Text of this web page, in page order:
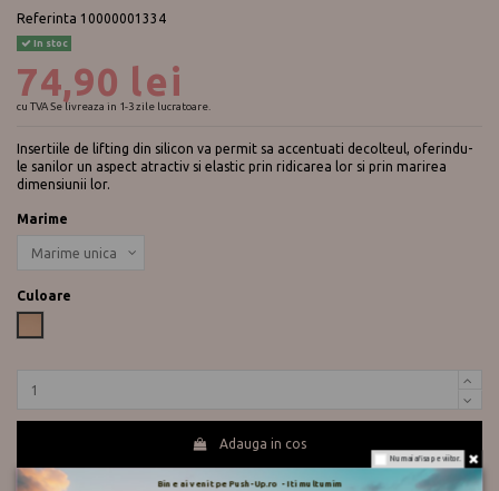
Referinta 10000001334
In stoc
74,90 lei
cu TVASe livreaza in 1-3 zile lucratoare.
Insertiile de lifting din silicon va permit sa accentuati decolteul, oferindu-
le sanilor un aspect atractiv si elastic prin ridicarea lor si prin marirea
dimensiunii lor.
Marime
Culoare
Adauga in cos
Nu mai afisa pe viitor.
Bine ai venit pe Push-Up.ro - Iti multumim